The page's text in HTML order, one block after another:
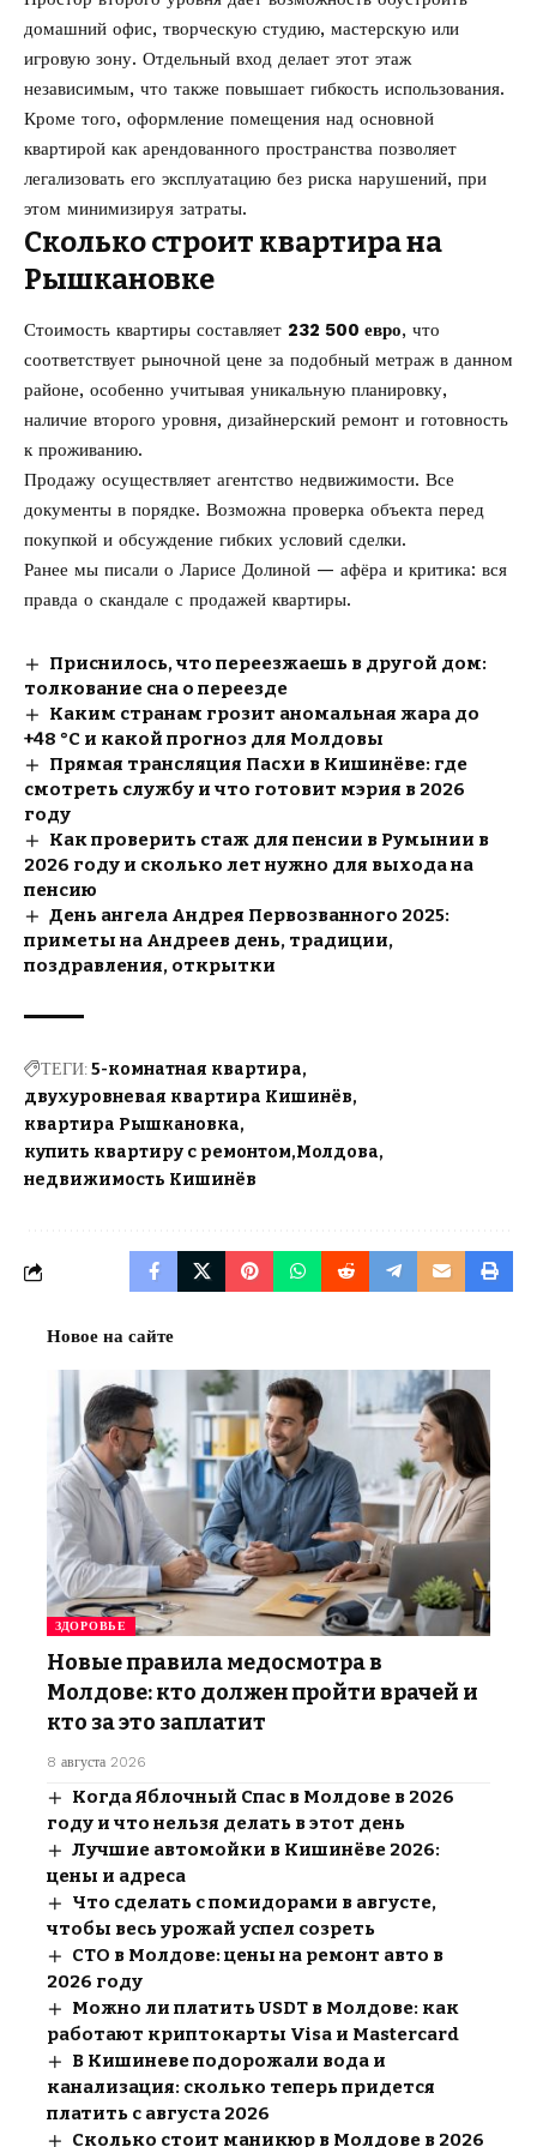
домашний офис, творческую студию, мастерскую или
игровую зону. Отдельный вход делает этот этаж
независимым, что также повышает гибкость использования.
Кроме того, оформление помещения над основной
квартирой как арендованного пространства позволяет
легализовать его эксплуатацию без риска нарушений, при
этом минимизируя затраты.
Сколько строит квартира на
Рышкановке
Стоимость квартиры составляет 232 500 евро, что
соответствует рыночной цене за подобный метраж в данном
районе, особенно учитывая уникальную планировку,
наличие второго уровня, дизайнерский ремонт и готовность
к проживанию.
Продажу осуществляет агентство недвижимости. Все
документы в порядке. Возможна проверка объекта перед
покупкой и обсуждение гибких условий сделки.
Ранее мы писали о Ларисе Долиной — афёра и критика: вся
правда о скандале с продажей квартиры.
Приснилось, что переезжаешь в другой дом:
толкование сна о переезде
Каким странам грозит аномальная жара до
+48 °C и какой прогноз для Молдовы
Прямая трансляция Пасхи в Кишинёве: где
смотреть службу и что готовит мэрия в 2026
году
Как проверить стаж для пенсии в Румынии в
2026 году и сколько лет нужно для выхода на
пенсию
День ангела Андрея Первозванного 2025:
приметы на Андреев день, традиции,
поздравления, открытки
ТЕГИ:5-комнатная квартира
двухуровневая квартира Кишинёв
квартира Рышкановка
купить квартиру с ремонтом Молдова
недвижимость Кишинёв
Новое на сайте
ЗДОРОВЬЕ
Новые правила медосмотра в
Молдове: кто должен пройти врачей и
кто за это заплатит
8 августа 2026
Когда Яблочный Спас в Молдове в 2026
году и что нельзя делать в этот день
Лучшие автомойки в Кишинёве 2026:
цены и адреса
Что сделать с помидорами в августе,
чтобы весь урожай успел созреть
СТО в Молдове: цены на ремонт авто в
2026 году
Можно ли платить USDT в Молдове: как
работают криптокарты Visa и Mastercard
В Кишиневе подорожали вода и
канализация: сколько теперь придется
платить с августа 2026
Сколько стоит маникюр в Молдове в 2026